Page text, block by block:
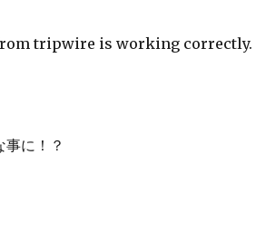
tripwire is working correctly.
に！？